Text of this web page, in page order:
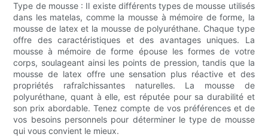
Type de mousse : Il existe différents types de mousse utilisés
dans les matelas, comme la mousse à mémoire de forme, la
mousse de latex et la mousse de polyuréthane. Chaque type
offre des caractéristiques et des avantages uniques. La
mousse à mémoire de forme épouse les formes de votre
corps, soulageant ainsi les points de pression, tandis que la
mousse de latex offre une sensation plus réactive et des
propriétés rafraîchissantes naturelles. La mousse de
polyuréthane, quant à elle, est réputée pour sa durabilité et
son prix abordable. Tenez compte de vos préférences et de
vos besoins personnels pour déterminer le type de mousse
qui vous convient le mieux.